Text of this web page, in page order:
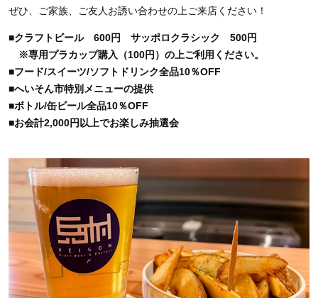
ぜひ、ご家族、ご友人お誘い合わせの上ご来店ください！
■クラフトビール 600円 サッポロクラシック 500円
※専用プラカップ購入（100円）の上ご利用ください。
■フード/スイーツ/ソフトドリンク全品10％OFF
■へいそん市特別メニューの提供
■ボトル/缶ビール全品10％OFF
■お会計2,000円以上でお楽しみ抽選会